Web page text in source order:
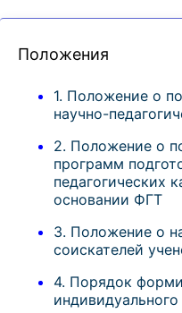
Положения
1. Положение о
научно-
2. Положение о
программ
педагогических
основании ФГТ
3. Положение о
соискателей
4. Порядок